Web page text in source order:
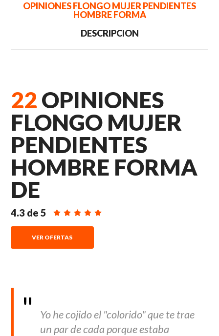
OPINIONES FLONGO MUJER PENDIENTES
HOMBRE FORMA
DESCRIPCION
22 OPINIONES
FLONGO MUJER
PENDIENTES
HOMBRE FORMA
DE
4.3de 5
VER OFERTAS
Yo he cojido el "colorido" que te trae
un par de cada porque estaba